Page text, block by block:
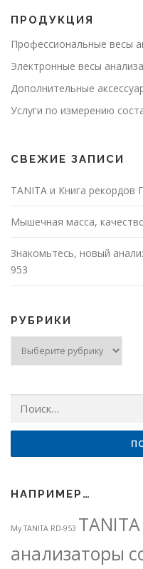
ПРОДУКЦИЯ
Профессиональные весы
Электронные весы
Дополнительные
Услуги по измерению
СВЕЖИЕ ЗАПИСИ
TANITA и Книга рекордов
Мышечная масса,
Знакомьтесь, новый
953
РУБРИКИ
НАПРИМЕР…
My TANITA RD-953 TANITA
анализаторы